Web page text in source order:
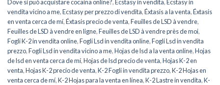
Dove si può acquistare cocaina online?,Ecstasy in vendita,Ecstasy in
vendita vicino a me,Ecstasy per prezzo di vendita,Éxtasis a la venta,Éxtasis
en venta cerca de mí,Éxtasis precio de venta,Feuilles de LSD à vendre,
Feuilles de LSD à vendre en ligne,Feuilles de LSD à vendre près de moi,
Fogli K-2 in vendita online,Fogli Lsd in vendita online,Fogli Lsd in vendita
prezzo,Fogli Lsd in vendita vicino a me,Hojas de lsd a la venta online,Hojas
de lsd en venta cerca de mí,Hojas de lsd precio de venta,Hojas K-2 en
venta,Hojas K-2 precio de venta,K-2 Fogli in vendita prezzo,K-2 Hojas en
venta cerca de mí,K-2 Hojas para la venta en línea,K-2 Lastre in vendita,K-